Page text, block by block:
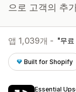
으로 고객의 추
앱 1,039개 - 무
Built for Shopify
Essential